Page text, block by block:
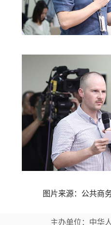
图片来源：公共商
主办单位：中华